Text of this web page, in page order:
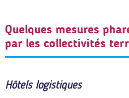
Quelques mesures
par les collectivités
Hôtels logistiques